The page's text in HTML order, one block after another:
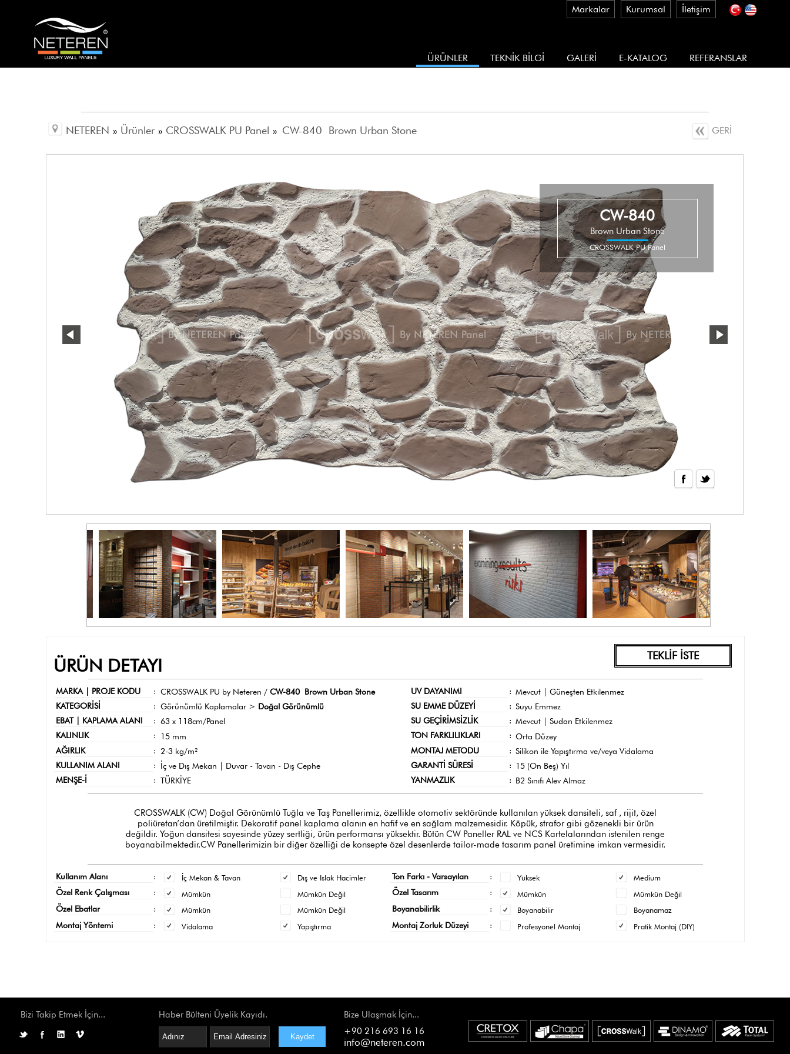
Markalar Kurumsal İletişim
ÜRÜNLER TEKNİK BİLGİ GALERİ E-KATALOG REFERANSLAR
NETEREN » Ürünler » CROSSWALK PU Panel » CW-840 Brown Urban Stone GERİ
CW-840
Brown Urban Stone
CROSSWALK PU Panel
ÜRÜN DETAYI TEKLİF İSTE
MARKA | PROJE KODU : CROSSWALK PU by Neteren / CW-840 Brown Urban Stone UV DAYANIMI : Mevcut | Güneşten Etkilenmez
KATEGORİSİ
: Görünümlü Kaplamalar > Doğal Görünümlü SU EMME DÜZEYİ : Suyu Emmez
EBAT | KAPLAMA ALANI
: 63 x 118cm/Panel SU GEÇİRİMSİZLİK : Mevcut | Sudan Etkilenmez
KALINLIK
: 15 mm TON FARKLILIKLARI : Orta Düzey
AĞIRLIK
: 2-3 kg/m² MONTAJ METODU : Silikon ile Yapıştırma ve/veya Vidalama
KULLANIM ALANI
: İç ve Dış Mekan | Duvar - Tavan - Dış Cephe GARANTİ SÜRESİ :
15 (On Beş) Yıl
MENŞE-İ
: TÜRKİYE YANMAZLIK : B2 Sınıfı Alev Almaz
CROSSWALK (CW) Doğal Görünümlü Tuğla ve Taş Panellerimiz, özellikle otomotiv sektöründe kullanılan yüksek dansiteli, saf , rijit, özel
poliüretan’dan üretilmiştir. Dekoratif panel kaplama alanın en hafif ve en sağlam malzemesidir. Köpük, strafor gibi gözenekli bir ürün
değildir. Yoğun dansitesi sayesinde yüzey sertliği, ürün performansı yüksektir. Bütün CW Paneller RAL ve NCS Kartelalarından istenilen renge
boyanabilmektedir.CW Panellerimizin bir diğer özelliği de konsepte özel desenlerde tailor-made tasarım panel üretimine imkan vermesidir.
Kullanım Alanı : İç Mekan & Tavan Dış ve Islak Hacimler Ton Farkı - Varsayılan : Yüksek
Medium
Özel Renk Çalışması
: Mümkün Mümkün Değil Özel Tasarım : Mümkün
Mümkün Değil
Özel Ebatlar
: Mümkün Mümkün Değil Boyanabilirlik : Boyanabilir
Boyanamaz
Montaj Yöntemi
: Vidalama Yapıştırma Montaj Zorluk Düzeyi : Profesyonel Montaj Pratik Montaj (DIY)
Bizi Takip Etmek İçin... Haber Bülteni Üyelik Kayıdı.
Bize Ulaşmak İçin...
+90 216 693 16 16
info@neteren.com